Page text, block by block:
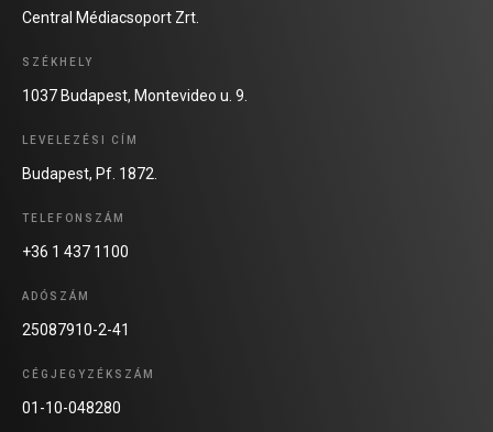
Central Médiacsoport Zrt.
SZÉKHELY
1037 Budapest, Montevideo u. 9.
LEVELEZÉSI CÍM
Budapest, Pf. 1872.
TELEFONSZÁM
+36 1 437 1100
ADÓSZÁM
25087910-2-41
CÉGJEGYZÉKSZÁM
01-10-048280